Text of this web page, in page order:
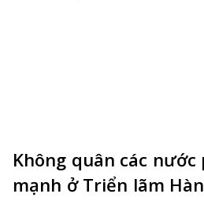
Không quân các
mạnh ở Triển lãm